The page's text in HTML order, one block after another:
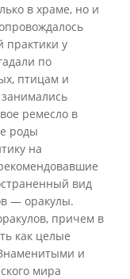
в храме, но и
практики у
по
птицам и
ремесло в
роды
на
вид
— оракулы.
причем в
как целые
и
мира